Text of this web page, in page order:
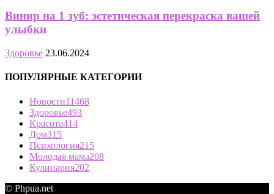
Винир на 1 зуб: эстетическая перекраска вашей
улыбки
Здоровье 23.06.2024
ПОПУЛЯРНЫЕ КАТЕГОРИИ
Новости11468
Здоровье493
Красота414
Дом315
Психология215
Молодая мама208
Кулинария202
© Phpua.net